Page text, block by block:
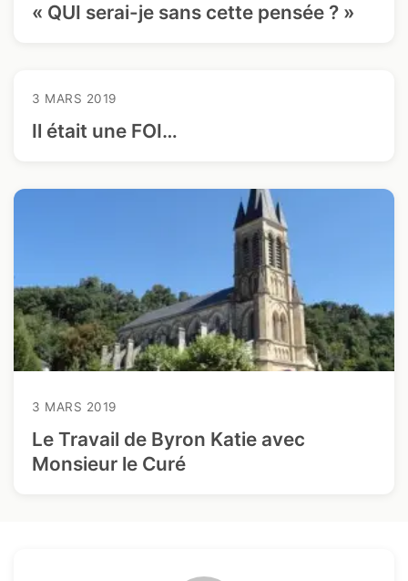
« QUI serai-je sans cette pensée ? »
3 MARS 2019
Il était une FOI…
3 MARS 2019
Le Travail de Byron Katie avec
Monsieur le Curé